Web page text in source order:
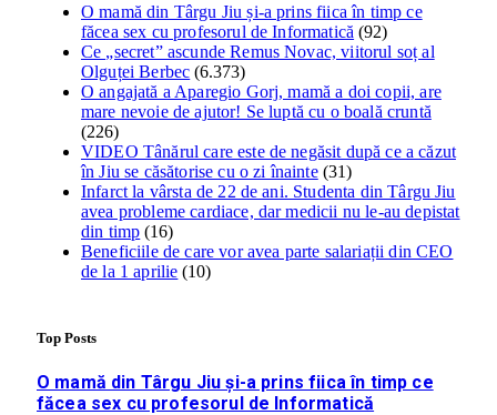
O mamă din Târgu Jiu și-a prins fiica în timp ce
făcea sex cu profesorul de Informatică (92)
Ce „secret” ascunde Remus Novac, viitorul soț al
Olguței Berbec (6.373)
O angajată a Aparegio Gorj, mamă a doi copii, are
mare nevoie de ajutor! Se luptă cu o boală cruntă
(226)
VIDEO Tânărul care este de negăsit după ce a căzut
în Jiu se căsătorise cu o zi înainte (31)
Infarct la vârsta de 22 de ani. Studenta din Târgu Jiu
avea probleme cardiace, dar medicii nu le-au depistat
din timp (16)
Beneficiile de care vor avea parte salariații din CEO
de la 1 aprilie (10)
Top Posts
O mamă din Târgu Jiu și-a prins fiica în timp ce
făcea sex cu profesorul de Informatică